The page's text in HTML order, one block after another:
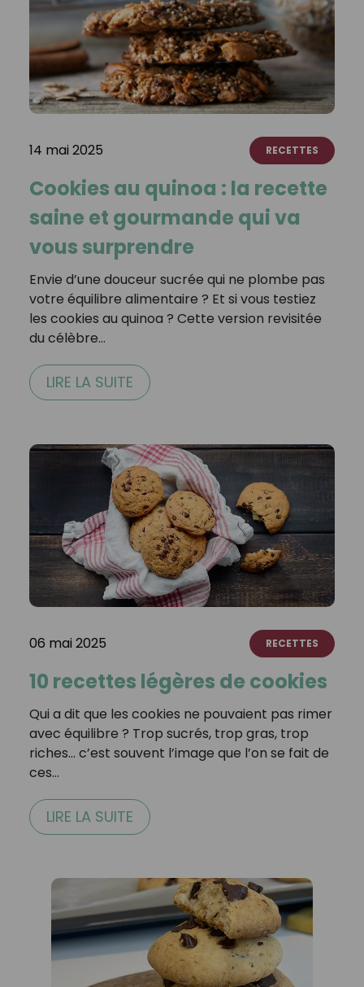
14 mai 2025 RECETTES
Cookies au quinoa : la recette
saine et gourmande qui va
vous surprendre
Envie d’une douceur sucrée qui ne plombe pas
votre équilibre alimentaire ? Et si vous testiez
les cookies au quinoa ? Cette version revisitée
du célèbre…
LIRE LA SUITE
06 mai 2025 RECETTES
10 recettes légères de cookies
Qui a dit que les cookies ne pouvaient pas rimer
avec équilibre ? Trop sucrés, trop gras, trop
riches… c’est souvent l’image que l’on se fait de
ces…
LIRE LA SUITE